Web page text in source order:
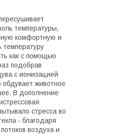
температуры,
комфортную и
температуру
как с помощью
подобрав
с ионизацией
обдувает животное
В дополнение
стресса во
- благодаря
воздуха и